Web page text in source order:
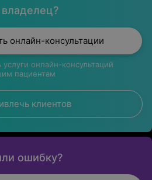
онлайн-консультации
услуги онлайн-консультаций
пациентам
клиентов
ошибку?